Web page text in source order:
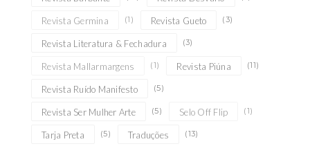
Revista Germina (1) Revista Gueto (3)
Revista Literatura & Fechadura (3)
Revista Mallarmargens (1) Revista Piúna (11)
Revista Ruído Manifesto (5)
Revista Ser Mulher Arte (5) Selo Off Flip (1)
Tarja Preta (5) Traduções (13)